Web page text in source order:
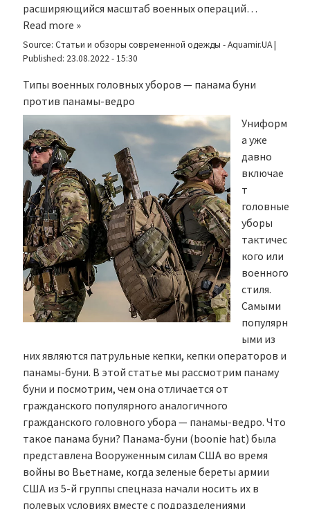
расширяющийся масштаб военных операций…
Read more »
Source: Статьи и обзоры современной одежды - Aquamir.UA|
Published: 23.08.2022 - 15:30
Типы военных головных уборов — панама буни
против панамы-ведро
Униформ
а уже
давно
включае
т
головные
уборы
тактичес
кого или
военного
стиля.
Самыми
популярн
ыми из
них являются патрульные кепки, кепки операторов и
панамы-буни. В этой статье мы рассмотрим панаму
буни и посмотрим, чем она отличается от
гражданского популярного аналогичного
гражданского головного убора — панамы-ведро. Что
такое панама буни? Панама-буни (boonie hat) была
представлена Вооруженным силам США во время
войны во Вьетнаме, когда зеленые береты армии
США из 5-й группы спецназа начали носить их в
полевых условиях вместе с подразделениями